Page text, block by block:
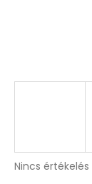
A
Nincs értékelés